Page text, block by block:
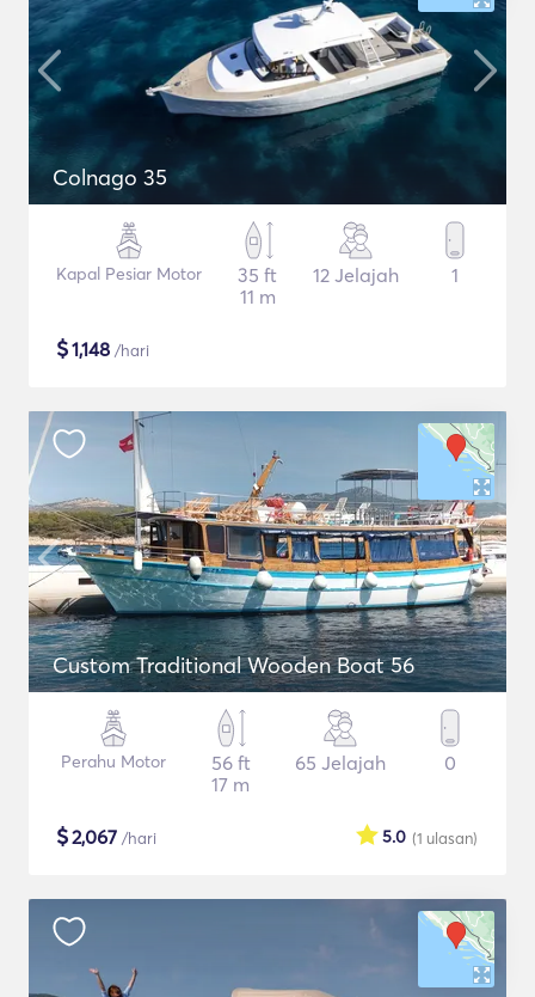
Colnago 35
Kapal Pesiar Motor
35 ft
11 m
12 Jelajah 1
$1,148 /hari
Custom Traditional Wooden Boat 56
Perahu Motor
56 ft
17 m
65 Jelajah 0
$2,067 /hari (1 ulasan)
5.0